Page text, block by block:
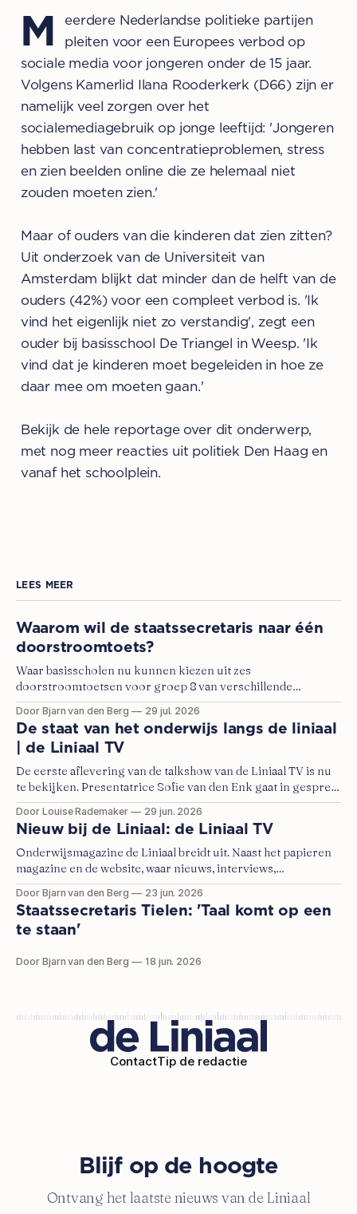
M
eerdere Nederlandse politieke partijen
pleiten voor een Europees verbod op
sociale media voor jongeren onder de 15 jaar.
Volgens Kamerlid Ilana Rooderkerk (D66) zijn er
namelijk veel zorgen over het
socialemediagebruik op jonge leeftijd: 'Jongeren
hebben last van concentratieproblemen, stress
en zien beelden online die ze helemaal niet
zouden moeten zien.'
Maar of ouders van die kinderen dat zien zitten?
Uit onderzoek van de Universiteit van
Amsterdam blijkt dat minder dan de helft van de
ouders (42%) voor een compleet verbod is. 'Ik
vind het eigenlijk niet zo verstandig', zegt een
ouder bij basisschool De Triangel in Weesp. 'Ik
vind dat je kinderen moet begeleiden in hoe ze
daar mee om moeten gaan.'
Bekijk de hele reportage over dit onderwerp,
met nog meer reacties uit politiek Den Haag en
vanaf het schoolplein.
LEES MEER
Waarom wil de staatssecretaris naar één
doorstroomtoets?
Waar basisscholen nu kunnen kiezen uit zes
doorstroomtoetsen voor groep 8 van verschillende
aanbieders, heeft staatssecretaris Judith Tielen (VVD) het
voornemen om in schooljaar 2029-2030 over te gaan naar
een stelsel met een doorstroomtoets van één aanbieder.
Door Bjarn van den Berg 29 jul. 2026
De staat van het onderwijs langs de liniaal
| de Liniaal TV
De eerste aflevering van de talkshow van de Liniaal TV is nu
te bekijken. Presentatrice Sofie van den Enk gaat in gesprek
over onderwijsthema's met tafelgasten Marjolein Moorman
(Kamerlid Pro), Eva Naaijkens (schoolleider Alan
Turingschool), David Roelofs (programmamanager Stichting
Meer Leren op School) en Peter Langerak (hoofd onderzoek
Door Louise Rademaker 29 jun. 2026
Nieuw bij de Liniaal: de Liniaal TV
Onderwijsmagazine de Liniaal breidt uit. Naast het papieren
magazine en de website, waar nieuws, interviews,
achtergrondverhalen en betogen over en uit het
onderwijsveld te lezen zijn, komt er nu ook de Liniaal TV.
Door Bjarn van den Berg 23 jun. 2026
Staatssecretaris Tielen: 'Taal komt op een
te staan'
Door Bjarn van den Berg 18 jun. 2026
ContactTip de redactie
Blijf op de hoogte
Ontvang het laatste nieuws van de Liniaal